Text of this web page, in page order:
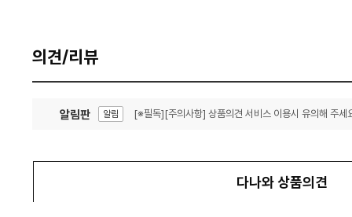
의견/리뷰
알림판 알림 [※필독][주의사항] 상품의견 서비스 이용시 유의해 주세
다나와 상품의견